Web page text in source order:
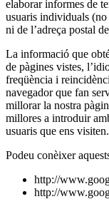
elaborar informes de
usuaris individuals (no
ni de l’adreça postal
La informació que
de pàgines vistes,
freqüència i
navegador que fan
millorar la nostra
millores a introduir
usuaris que ens visiten.
Podeu conèixer
http://
http://